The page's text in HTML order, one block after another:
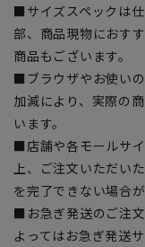
■サイズスペックは
部、商品現物におす
商品もございます。
■ブラウザやお使い
加減により、実際の
います。
■店舗や各モールサ
上、ご注文いただい
を完了できない場合
■お急ぎ発送のご注
よってはお急ぎ発送